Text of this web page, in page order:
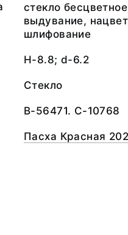
стекло
выдувание,
шлифование
H-8.8; d-6.2
Стекло
В-56471. С-10768
Пасха Красная